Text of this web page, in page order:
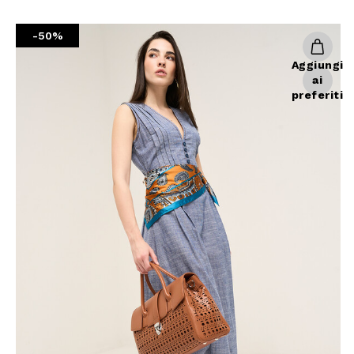
Gilet
Maglie
Cardigan
Pantaloni
Jeans
Gonne
Bermuda
Top
T-Shirt
Tailleur
Trench
-50%
Aggiungi
ai
preferiti